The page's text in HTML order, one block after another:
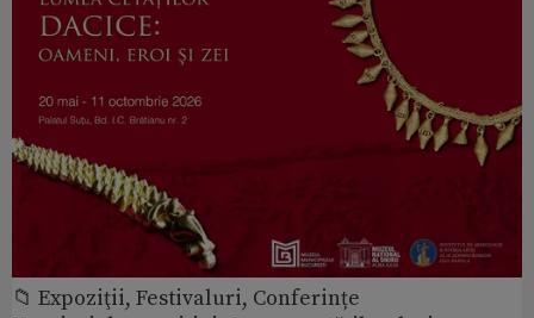
📁 Expoziţii, Festivaluri, Conferințe